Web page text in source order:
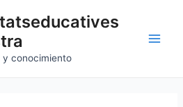
y conocimiento